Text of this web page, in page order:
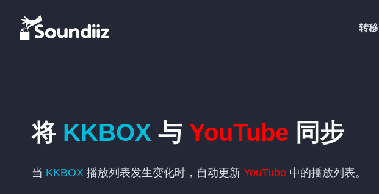
转移
将 KKBOX 与 YouTube 同步
当 KKBOX 播放列表发生变化时，自动更新 YouTube 中的播放列表。